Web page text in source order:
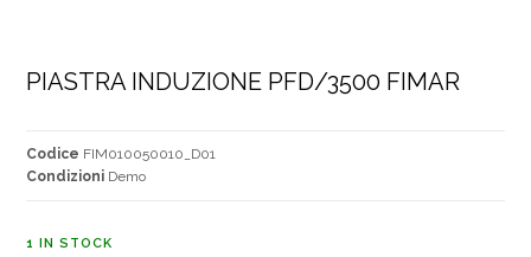
PIASTRA INDUZIONE PFD/3500 FIMAR
Codice FIM010050010_D01
Condizioni Demo
1 IN STOCK